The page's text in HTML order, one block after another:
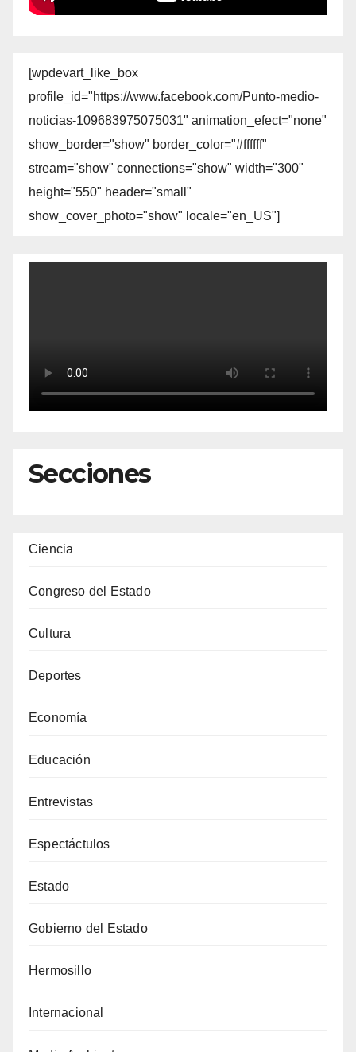
[wpdevart_like_box
profile_id="https://www.facebook.com/Punto-medio-
noticias-109683975075031" animation_efect="none"
show_border="show" border_color="#ffffff"
stream="show" connections="show" width="300"
height="550" header="small"
show_cover_photo="show" locale="en_US"]
Secciones
Ciencia
Congreso del Estado
Cultura
Deportes
Economía
Educación
Entrevistas
Espectáctulos
Estado
Gobierno del Estado
Hermosillo
Internacional